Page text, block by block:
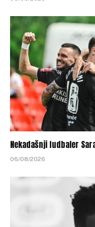
Nekadašnji fudbaler
06/08/2026